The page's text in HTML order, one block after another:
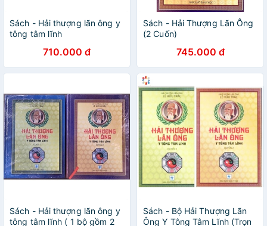
Sách - Hải thượng lãn ông y
tông tâm lĩnh
710.000 đ
Sách - Hải Thượng Lãn Ông
(2 Cuốn)
745.000 đ
Sách - Hải thượng lãn ông y
tông tâm lĩnh ( 1 bộ gồm 2
Sách - Bộ Hải Thượng Lãn
Ông Y Tông Tâm Lĩnh (Trọn